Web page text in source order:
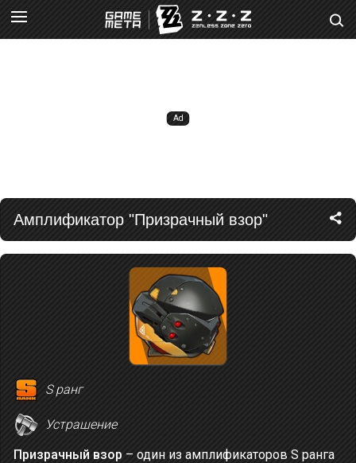
Амплификатор "Призрачный взор"
S ранг
Устрашение
Призрачный взор – один из амплификаторов S ранга